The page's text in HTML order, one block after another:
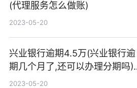
(代理服务怎么做账)
2023-05-20
兴业银行逾期4.5万(兴业银行逾
期几个月了,还可以办理分期吗)|
环球热资讯
2023-05-20